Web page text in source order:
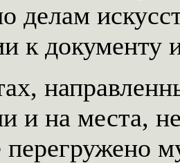
делам
к документу
и на места,